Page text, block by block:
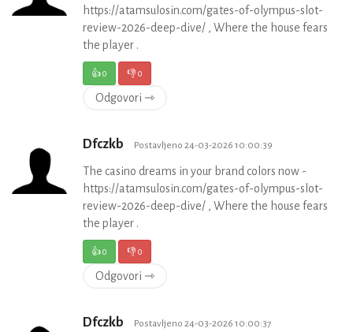
https://atamsulosin.com/gates-of-olympus-slot-
review-2026-deep-dive/ , Where the house fears
the player .
👍0 👎0
Odgovori ⇾
Dfczkb Postavljeno 24-03-2026 10:00:39
The casino dreams in your brand colors now -
https://atamsulosin.com/gates-of-olympus-slot-
review-2026-deep-dive/ , Where the house fears
the player .
👍0 👎0
Odgovori ⇾
Dfczkb Postavljeno 24-03-2026 10:00:37